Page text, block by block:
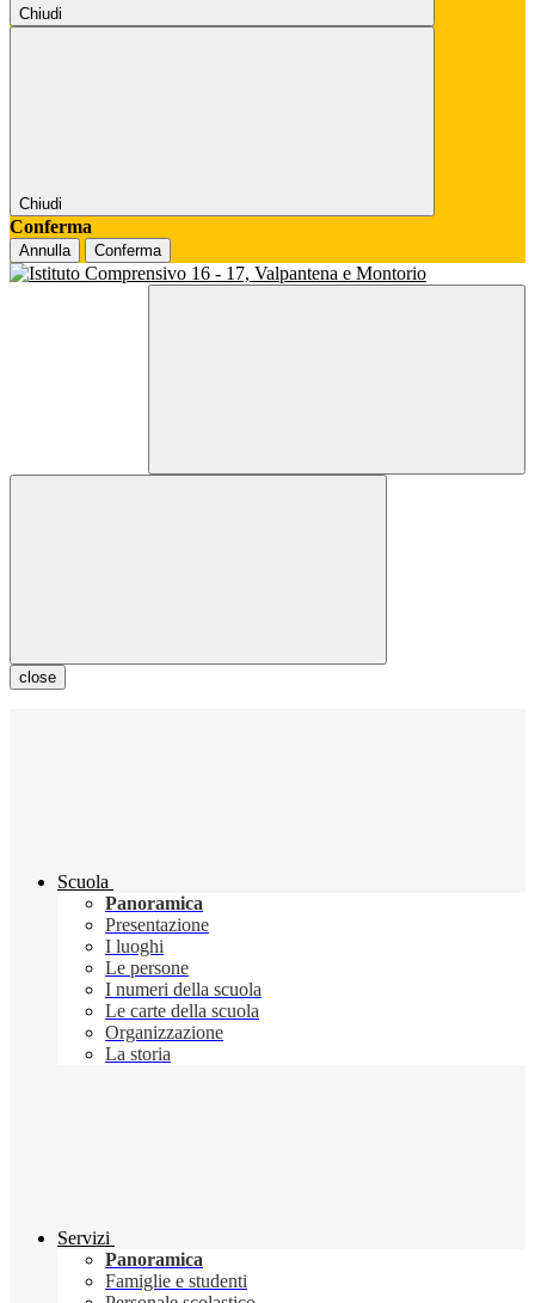
Chiudi
Chiudi
Conferma
Annulla Conferma
close
Scuola
Panoramica
Presentazione
I luoghi
Le persone
I numeri della scuola
Le carte della scuola
Organizzazione
La storia
Servizi
Panoramica
Famiglie e studenti